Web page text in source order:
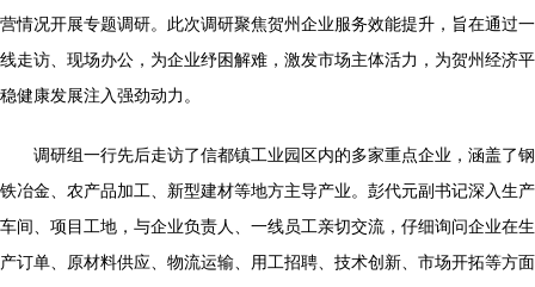
营情况开展专题调研。此次调研聚焦贺州企业服务效能提升，旨在通过一
线走访、现场办公，为企业纾困解难，激发市场主体活力，为贺州经济平
稳健康发展注入强劲动力。
调研组一行先后走访了信都镇工业园区内的多家重点企业，涵盖了钢
铁冶金、农产品加工、新型建材等地方主导产业。彭代元副书记深入生产
车间、项目工地，与企业负责人、一线员工亲切交流，仔细询问企业在生
产订单、原材料供应、物流运输、用工招聘、技术创新、市场开拓等方面